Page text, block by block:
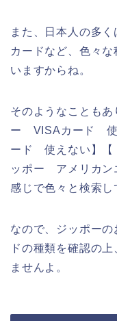
また、日本人の多
カードなど、色々
いますからね。
そのようなことも
ー VISAカード 使
ード 使えない】
ッポー アメリカン
感じで色々と検索し
なので、ジッポー
ドの種類を確認の
ませんよ。